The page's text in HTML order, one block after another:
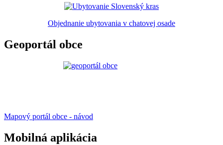
Objednanie ubytovania v chatovej osade
Geoportál obce
Mapový portál obce - návod
Mobilná aplikácia